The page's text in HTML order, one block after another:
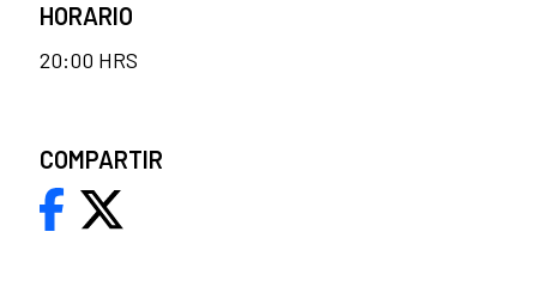
HORARIO
20:00 HRS
COMPARTIR